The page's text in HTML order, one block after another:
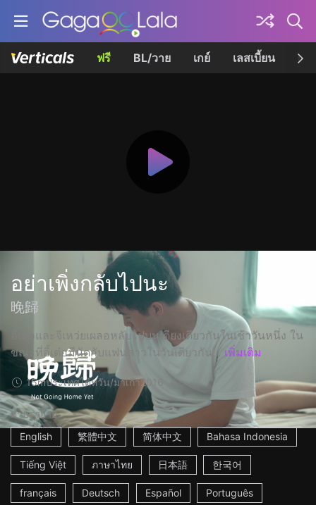
ฟรี BL/วาย เกย์ เลสเบี้ยน เค
อย่าเพิ่งกลับไปนะ
晚歸
อี้้เต๋อและจีเหว่ยเผลอหลับไปบนเตียงเดียวกันในเช้าวันหนึ่ง ใน
ขณะที่อี้เต๋อมีนัดกับแฟนสาวในวันเดียวกัน... เพิ่มเติม
15mประเทศไต้หวัน/มาเก๊า2016
คำบรรยาย
English
繁體中文 简体中文 Bahasa Indonesia
Tiếng Việt ภาษาไทย 日本語 한국어
français Deutsch Español Português